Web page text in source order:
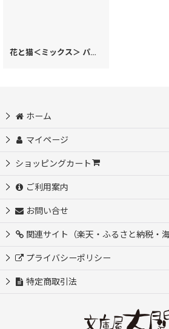
花と猫＜ミックス＞ パスカードホルダー［t］
ホーム
マイページ
ショッピングカート
ご利用案内
お問い合せ
関連サイト（楽天・ふるさと納税・海
プライバシーポリシー
特定商取引法